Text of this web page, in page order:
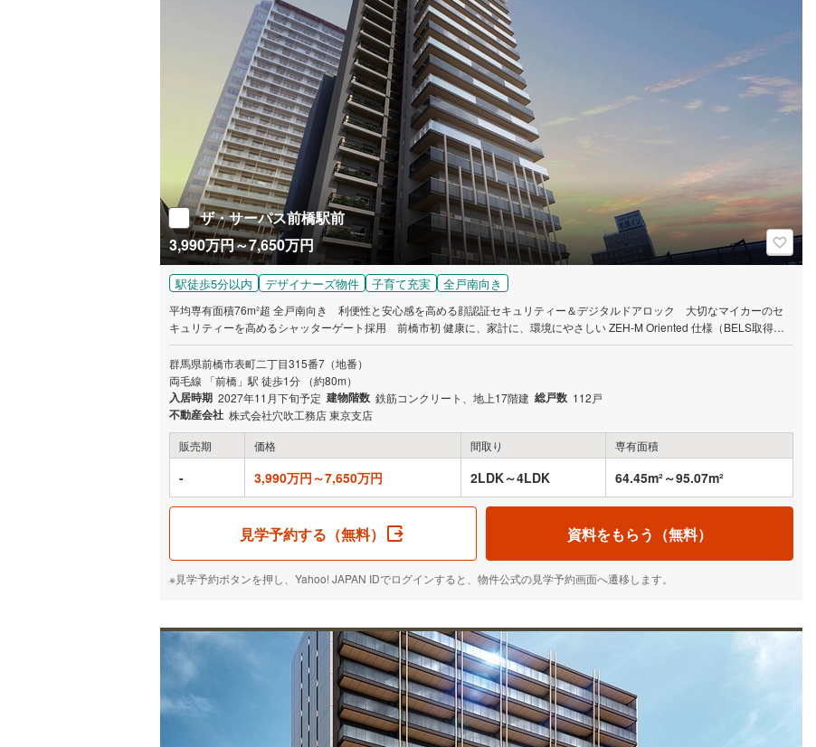
ザ・サーパス前橋駅前
3,990万円～7,650万円
駅徒歩5分以内 デザイナーズ物件 子育て充実 全戸南向き
平均専有面積76m²超 全戸南向き 利便性と安心感を高める顔認証セキュリティー＆デジタルドアロック 大切なマイカーのセ
キュリティーを高めるシャッターゲート採用 前橋市初 健康に、家計に、環境にやさしい ZEH-M Oriented 仕様（BELS取得
済）
群馬県前橋市表町二丁目315番7（地番）
両毛線 「前橋」駅 徒歩1分 （約80m）
入居時期 2027年11月下旬予定 建物階数 鉄筋コンクリート、地上17階建 総戸数 112戸
不動産会社 株式会社穴吹工務店 東京支店
販売期
価格 間取り 専有面積
- 3,990万円～7,650万円 2LDK～4LDK 64.45m²～95.07m²
見学予約する（無料） 資料をもらう（無料）
※見学予約ボタンを押し、Yahoo! JAPAN IDでログインすると、物件公式の見学予約画面へ遷移します。